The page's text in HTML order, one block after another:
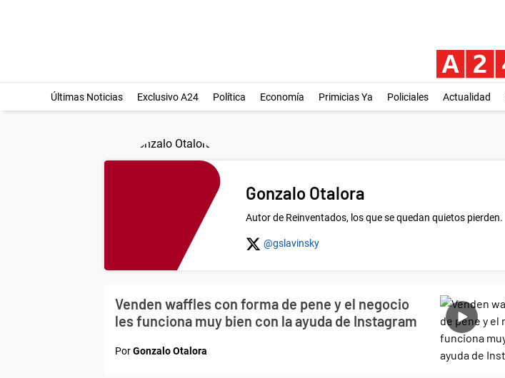
Últimas Noticias Exclusivo A24 Política Economía Primicias Ya Policiales Actualidad
Gonzalo Otalora
Autor de Reinventados, los que se quedan quietos pierden.
@gslavinsky
Venden waffles con forma de pene y el negocio
les funciona muy bien con la ayuda de Instagram
PorGonzalo Otalora